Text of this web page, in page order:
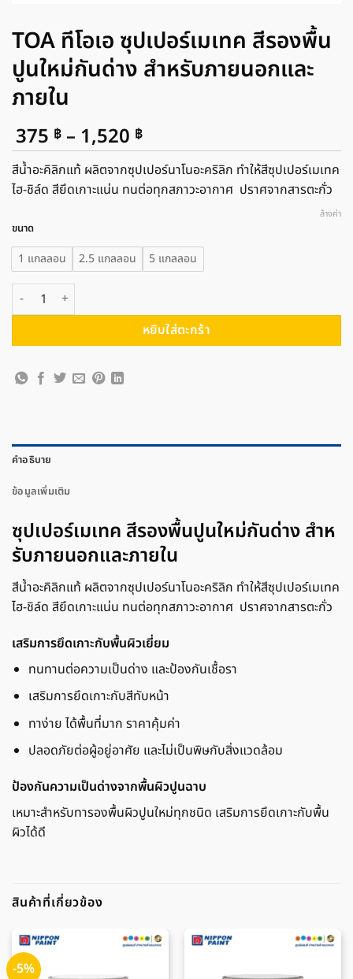
TOA ทีโอเอ ซุปเปอร์เมเทค สีรองพื้น
ปูนใหม่กันด่าง สําหรับภายนอกและ
ภายใน
375 ฿ – 1,520 ฿Price
range:
375 ฿
through
สีน้ำอะคิลิกแท้ ผลิตจากซุปเปอร์นาโนอะคริลิก ทำให้สีซุปเปอร์เมเทค
ไฮ-ชิล์ด สียึดเกาะแน่น ทนต่อทุกสภาวะอากาศ ปราศจากสารตะกั่ว
ขนาด
1 แกลลอน 2.5 แกลลอน 5 แกลลอน
ล้างค่า
จำนวน TOA ทีโอเอ ซุปเปอร์เมเทค สีรองพื้นปูนใหม่กันด่าง สําหรับภายนอ
หยิบใส่ตะกร้า
คำอธิบาย
ข้อมูลเพิ่มเติม
ซุปเปอร์เมเทค สีรองพื้นปูนใหม่กันด่าง สําห
รับภายนอกและภายใน
สีน้ำอะคิลิกแท้ ผลิตจากซุปเปอร์นาโนอะคริลิก ทำให้สีซุปเปอร์เมเทค
ไฮ-ชิล์ด สียึดเกาะแน่น ทนต่อทุกสภาวะอากาศ ปราศจากสารตะกั่ว
เสริมการยึดเกาะกับพื้นผิวเยี่ยม
ทนทานต่อความเป็นด่าง และป้องกันเชื้อรา
เสริมการยึดเกาะกับสีทับหน้า
ทาง่าย ได้พื้นที่มาก ราคาคุ้มค่า
ปลอดภัยต่อผู้อยู่อาศัย และไม่เป็นพิษกับสิ่งแวดล้อม
ป้องกันความเป็นด่างจากพื้นผิวปูนฉาบ
เหมาะสำหรับทารองพื้นผิวปูนใหม่ทุกชนิด เสริมการยึดเกาะกับพื้น
ผิวได้ดี
สินค้าที่เกี่ยวข้อง
-5%